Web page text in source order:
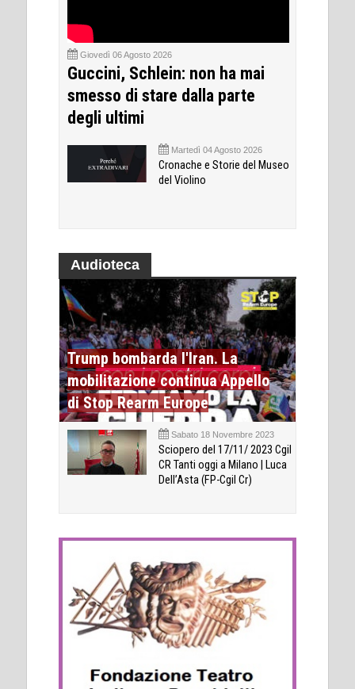
Giovedì 06 Agosto 2026
Guccini, Schlein: non ha mai
smesso di stare dalla parte
degli ultimi
Martedì 04 Agosto 2026
Cronache e Storie del Museo
del Violino
Audioteca
Trump bombarda l'Iran. La
mobilitazione continua Appello
di Stop Rearm Europe
Sabato 18 Novembre 2023
Sciopero del 17/11/ 2023 Cgil
CR Tanti oggi a Milano | Luca
Dell’Asta (FP-Cgil Cr)